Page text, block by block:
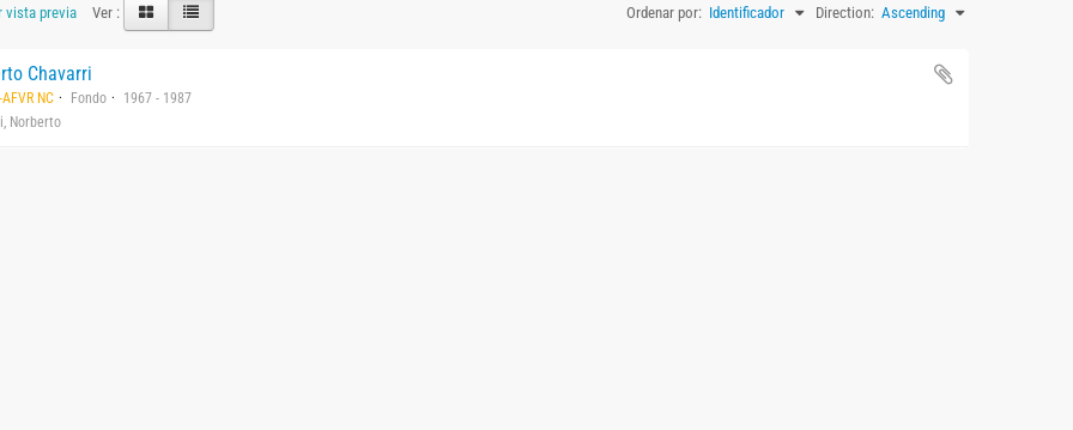
vista previa Ver : Ordenar por: Identificador Direction: Ascending
Chavarri
NC Fondo
1967 - 1987
Norberto